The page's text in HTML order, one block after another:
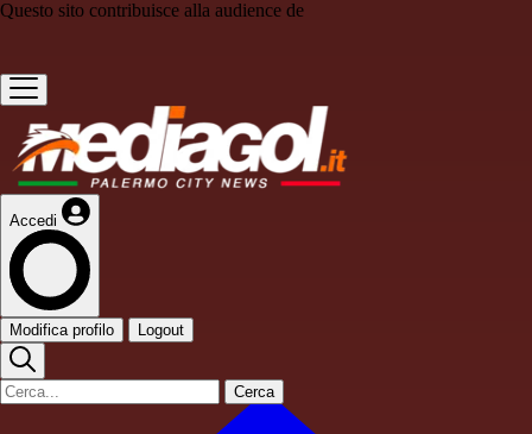
Questo sito contribuisce alla audience de
Accedi
Modifica profilo Logout
Cerca